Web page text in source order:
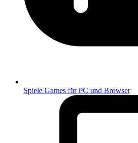
Spiele Games für PC und Browser